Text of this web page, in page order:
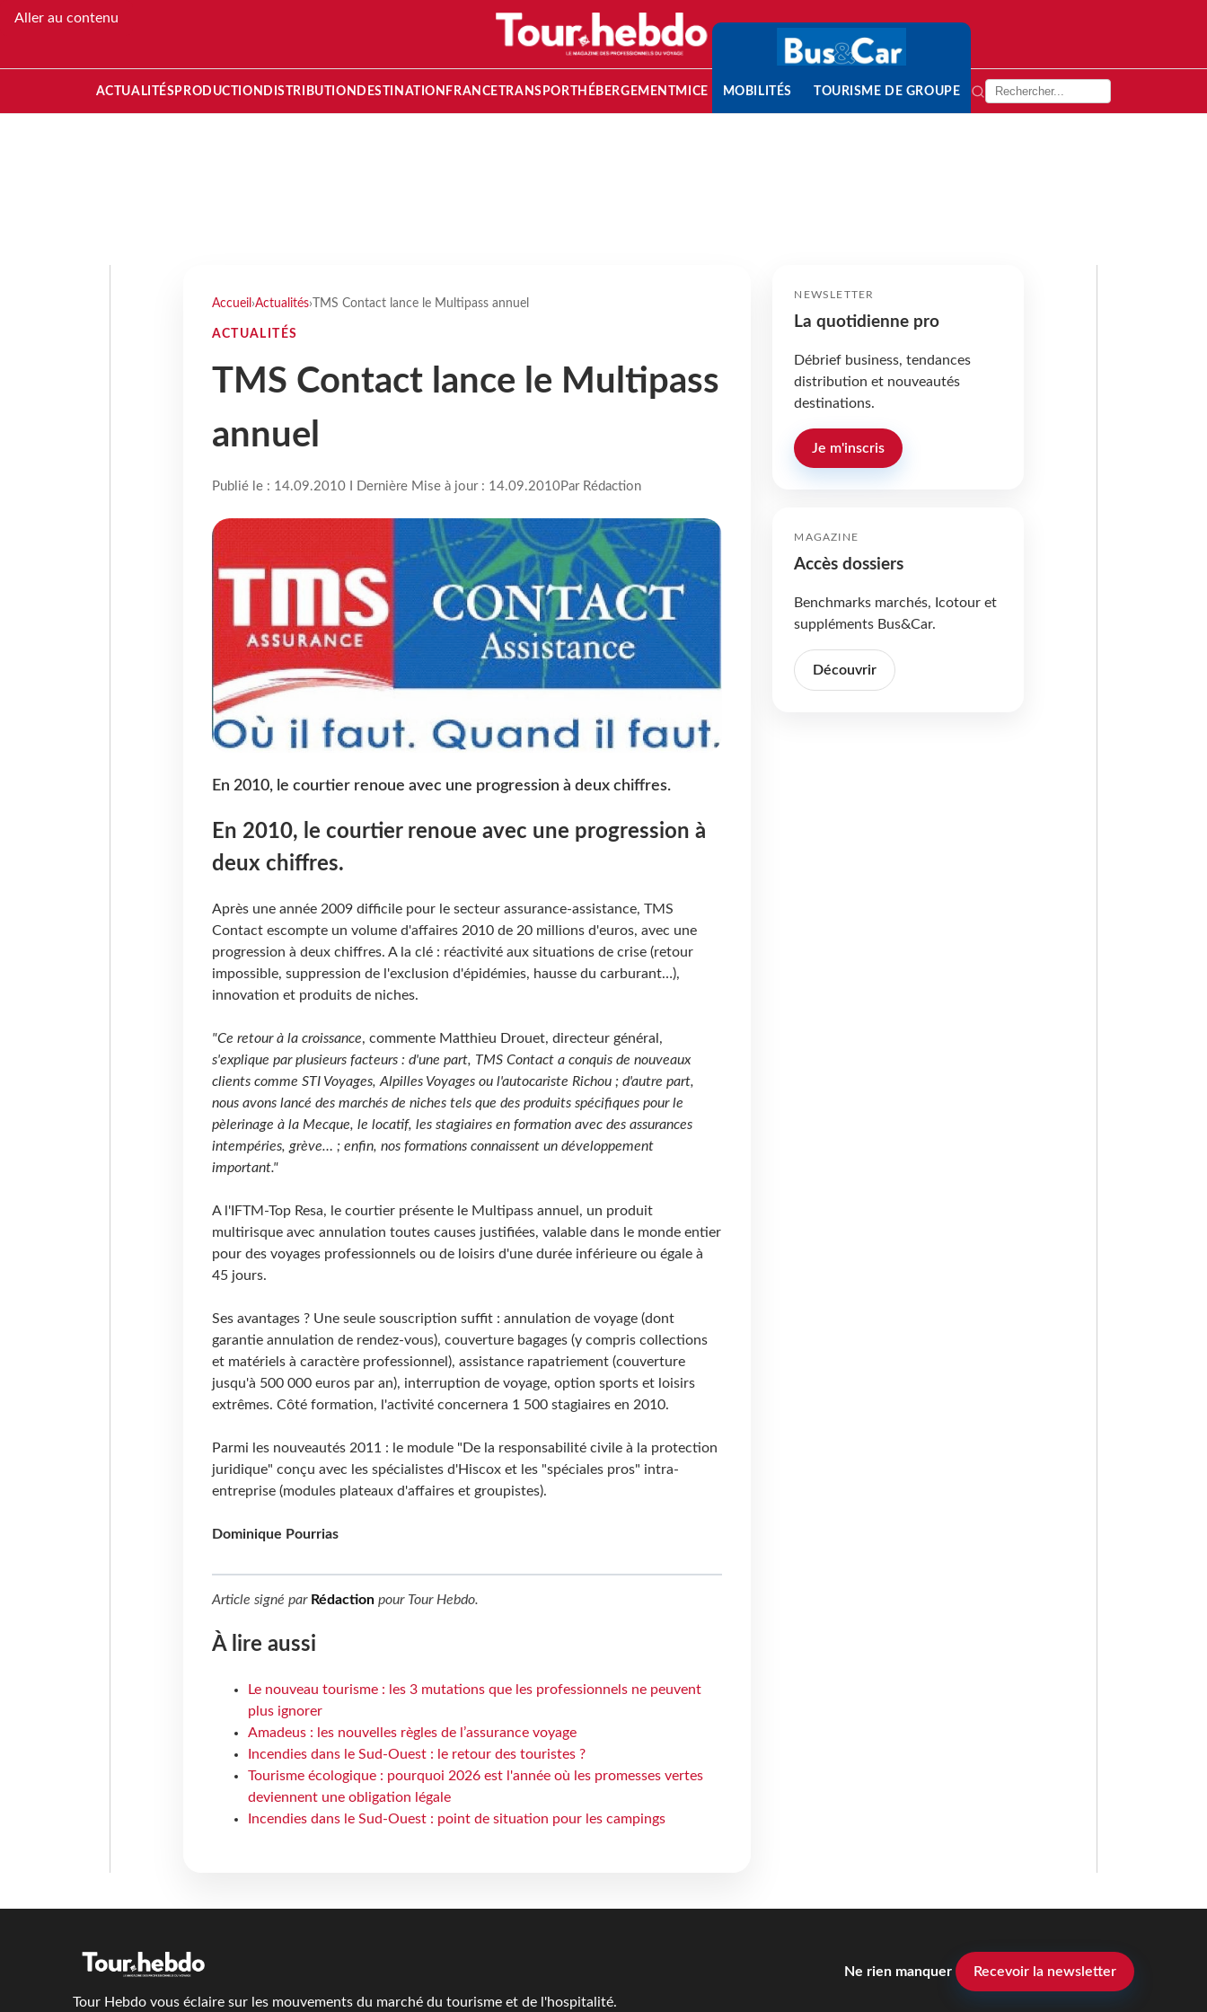
Aller au contenu
ACTUALITÉS PRODUCTION DISTRIBUTION DESTINATION FRANCETRANSPORT HÉBERGEMENTMICE MOBILITÉS TOURISME DE GROUPE
Accueil ›Actualités› TMS Contact lance le Multipass annuel
ACTUALITÉS
TMS Contact lance le Multipass
annuel
Publié le : 14.09.2010 I Dernière Mise à jour : 14.09.2010Par Rédaction
En 2010, le courtier renoue avec une progression à deux chiffres.
En 2010, le courtier renoue avec une progression à
deux chiffres.
Après une année 2009 difficile pour le secteur assurance-assistance, TMS
Contact escompte un volume d'affaires 2010 de 20 millions d'euros, avec une
progression à deux chiffres. A la clé : réactivité aux situations de crise (retour
impossible, suppression de l'exclusion d'épidémies, hausse du carburant…),
innovation et produits de niches.
"Ce retour à la croissance, commente Matthieu Drouet, directeur général,
s'explique par plusieurs facteurs : d'une part, TMS Contact a conquis de nouveaux
clients comme STI Voyages, Alpilles Voyages ou l'autocariste Richou ; d'autre part,
nous avons lancé des marchés de niches tels que des produits spécifiques pour le
pèlerinage à la Mecque, le locatif, les stagiaires en formation avec des assurances
intempéries, grève… ; enfin, nos formations connaissent un développement
important."
A l'IFTM-Top Resa, le courtier présente le Multipass annuel, un produit
multirisque avec annulation toutes causes justifiées, valable dans le monde entier
pour des voyages professionnels ou de loisirs d'une durée inférieure ou égale à
45 jours.
Ses avantages ? Une seule souscription suffit : annulation de voyage (dont
garantie annulation de rendez-vous), couverture bagages (y compris collections
et matériels à caractère professionnel), assistance rapatriement (couverture
jusqu'à 500 000 euros par an), interruption de voyage, option sports et loisirs
extrêmes. Côté formation, l'activité concernera 1 500 stagiaires en 2010.
Parmi les nouveautés 2011 : le module "De la responsabilité civile à la protection
juridique" conçu avec les spécialistes d'Hiscox et les "spéciales pros" intra-
entreprise (modules plateaux d'affaires et groupistes).
Dominique Pourrias
Article signé par Rédactionpour Tour Hebdo.
À lire aussi
Le nouveau tourisme : les 3 mutations que les professionnels ne peuvent
plus ignorer
Amadeus : les nouvelles règles de l’assurance voyage
Incendies dans le Sud-Ouest : le retour des touristes ?
Tourisme écologique : pourquoi 2026 est l'année où les promesses vertes
deviennent une obligation légale
Incendies dans le Sud-Ouest : point de situation pour les campings
NEWSLETTER
La quotidienne pro
Débrief business, tendances
distribution et nouveautés
destinations.
Je m'inscris
MAGAZINE
Accès dossiers
Benchmarks marchés, Icotour et
suppléments Bus&Car.
Découvrir
Tour Hebdo vous éclaire sur les mouvements du marché du tourisme et de l'hospitalité.
Ne rien manquer Recevoir la newsletter